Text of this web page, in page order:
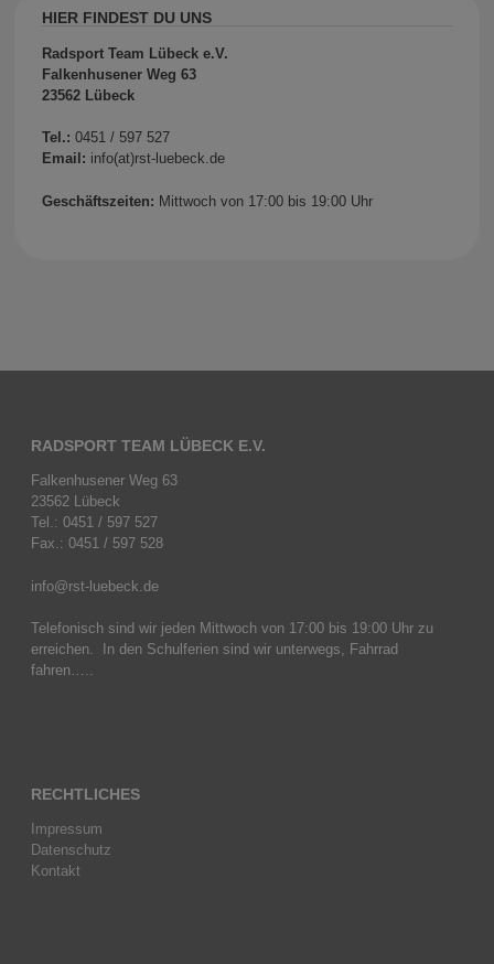
HIER FINDEST DU UNS
Radsport Team Lübeck e.V.
Falkenhusener Weg 63
23562 Lübeck
Tel.: 0451 / 597 527
Email: info(at)rst-luebeck.de
Geschäftszeiten: Mittwoch von 17:00 bis 19:00 Uhr
RADSPORT TEAM LÜBECK E.V.
Falkenhusener Weg 63
23562 Lübeck
Tel.: 0451 / 597 527
Fax.: 0451 / 597 528
info@rst-luebeck.de
Telefonisch sind wir jeden Mittwoch von 17:00 bis 19:00 Uhr zu
erreichen. In den Schulferien sind wir unterwegs, Fahrrad
fahren…..
RECHTLICHES
Impressum
Datenschutz
Kontakt